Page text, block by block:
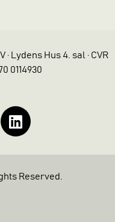
· Lydens Hus 4. sal · CVR
0114930
Reserved.